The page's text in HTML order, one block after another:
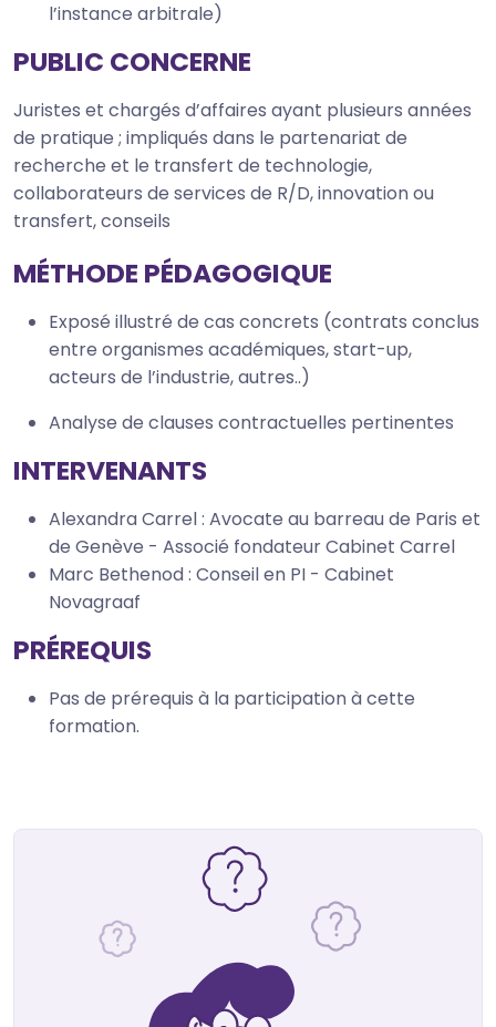
l’instance arbitrale)
PUBLIC CONCERNE
Juristes et chargés d’affaires ayant plusieurs années
de pratique ; impliqués dans le partenariat de
recherche et le transfert de technologie,
collaborateurs de services de R/D, innovation ou
transfert, conseils
MÉTHODE PÉDAGOGIQUE
Exposé illustré de cas concrets (contrats conclus
entre organismes académiques, start-up,
acteurs de l’industrie, autres..)
Analyse de clauses contractuelles pertinentes
INTERVENANTS
Alexandra Carrel : Avocate au barreau de Paris et
de Genève - Associé fondateur Cabinet Carrel
Marc Bethenod : Conseil en PI - Cabinet
Novagraaf
PRÉREQUIS
Pas de prérequis à la participation à cette
formation.